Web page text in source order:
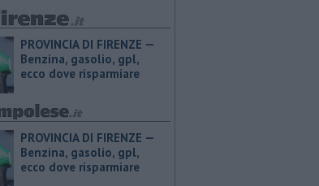
PROVINCIA DI FIRENZE — ​
Benzina, gasolio, gpl,
ecco dove risparmiare
PROVINCIA DI FIRENZE — ​
Benzina, gasolio, gpl,
ecco dove risparmiare